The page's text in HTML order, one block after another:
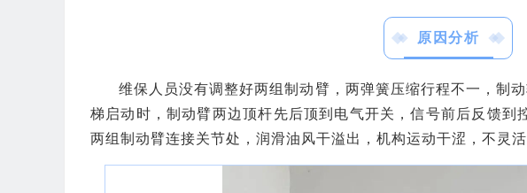
原因分析
维保人员没有调整好两组制动臂，两弹簧压缩行程不一，制
梯启动时，制动臂两边顶杆先后顶到电气开关，信号前后反馈到
两组制动臂连接关节处，润滑油风干溢出，机构运动干涩，不灵